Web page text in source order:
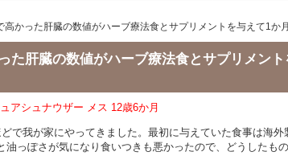
高かった肝臓の数値がハーブ療法食とサプリメントを与えて1か
た肝臓の数値がハーブ療法食とサプリメント
アシュナウザー メス 12歳6か月
で我が家にやってきました。最初に与えていた食事は海
油っぽさが気になり食いつきも悪かったので、どうしたも